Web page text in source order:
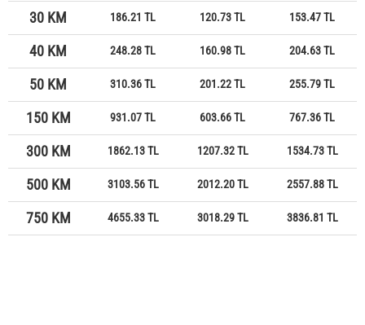
30 KM 186.21 TL 120.73 TL 153.47 TL
40 KM 248.28 TL 160.98 TL 204.63 TL
50 KM 310.36 TL 201.22 TL 255.79 TL
150 KM 931.07 TL 603.66 TL 767.36 TL
300 KM 1862.13 TL 1207.32 TL 1534.73 TL
500 KM 3103.56 TL 2012.20 TL 2557.88 TL
750 KM 4655.33 TL 3018.29 TL 3836.81 TL